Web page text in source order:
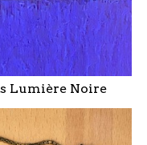
Lumière Noire